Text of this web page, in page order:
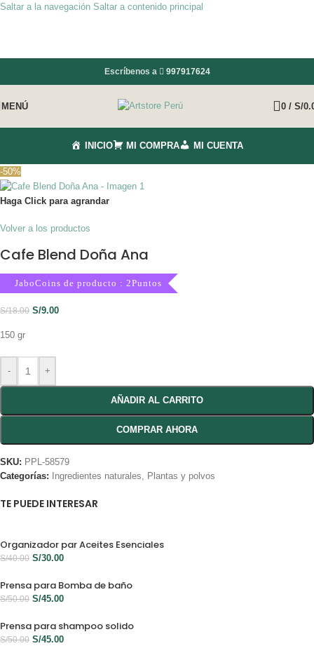
Saltar a la navegación Saltar a contenido principal
Escríbenos a 997917624
MENÚ 0 / S/
INICIO MI COMPRA MI CUENTA
-50%
Haga Click para agrandar
Volver a los productos
Cafe Blend Doña Ana
JaboCoins de producto : 2Puntos
S/18.00 S/9.00
150 gr
- +
AÑADIR AL CARRITO
COMPRAR AHORA
SKU: PPL-58579
Categorías: Ingredientes naturales Plantas y polvos
TE PUEDE INTERESAR
Organizador par Aceites Esenciales
S/40.00 S/30.00
Prensa para Bomba de baño
S/50.00 S/45.00
Prensa para shampoo solido
S/50.00 S/45.00